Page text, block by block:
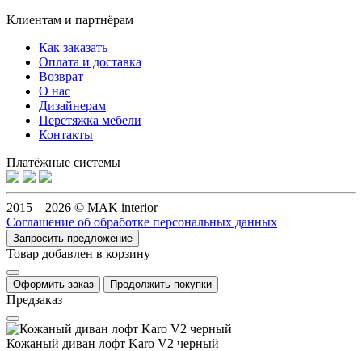
Клиентам и партнёрам
Как заказать
Оплата и доставка
Возврат
О нас
Дизайнерам
Перетяжка мебели
Контакты
Платёжные системы
2015 – 2026 © MAK interior
Соглашение об обработке персональных данных
Запросить предложение
Товар добавлен в корзину
Оформить заказ Продолжить покупки
Предзаказ
Кожаный диван лофт Karo V2 черный